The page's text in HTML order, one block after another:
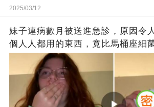
2025/03/12
妹子連病數月被送進急診，原因令
個人人都用的東西，竟比馬桶座細